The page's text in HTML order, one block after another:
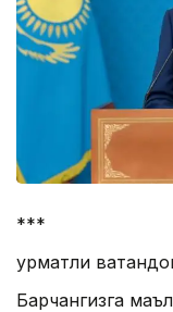
***
Ҳурматли
Барчангизга